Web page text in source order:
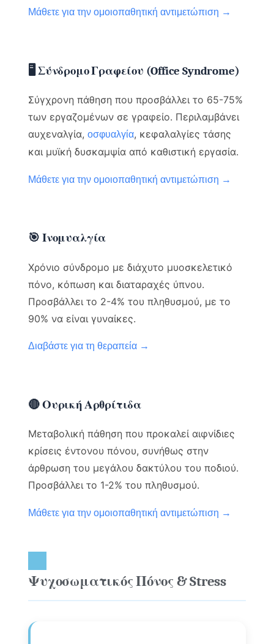
Μάθετε για την ομοιοπαθητική αντιμετώπιση →
🖥️ Σύνδρομο Γραφείου (Office Syndrome)
Σύγχρονη πάθηση που προσβάλλει το 65-75%
των εργαζομένων σε γραφείο. Περιλαμβάνει
αυχεναλγία,οσφυαλγία, κεφαλαλγίες τάσης
και μυϊκή δυσκαμψία από καθιστική εργασία.
Μάθετε για την ομοιοπαθητική αντιμετώπιση →
🎯 Ινομυαλγία
Χρόνιο σύνδρομο με διάχυτο μυοσκελετικό
πόνο, κόπωση και διαταραχές ύπνου.
Προσβάλλει το 2-4% του πληθυσμού, με το
90% να είναι γυναίκες.
Διαβάστε για τη θεραπεία →
🔴 Ουρική Αρθρίτιδα
Μεταβολική πάθηση που προκαλεί αιφνίδιες
κρίσεις έντονου πόνου, συνήθως στην
άρθρωση του μεγάλου δακτύλου του ποδιού.
Προσβάλλει το 1-2% του πληθυσμού.
Μάθετε για την ομοιοπαθητική αντιμετώπιση →
Ψυχοσωματικός Πόνος & Stress